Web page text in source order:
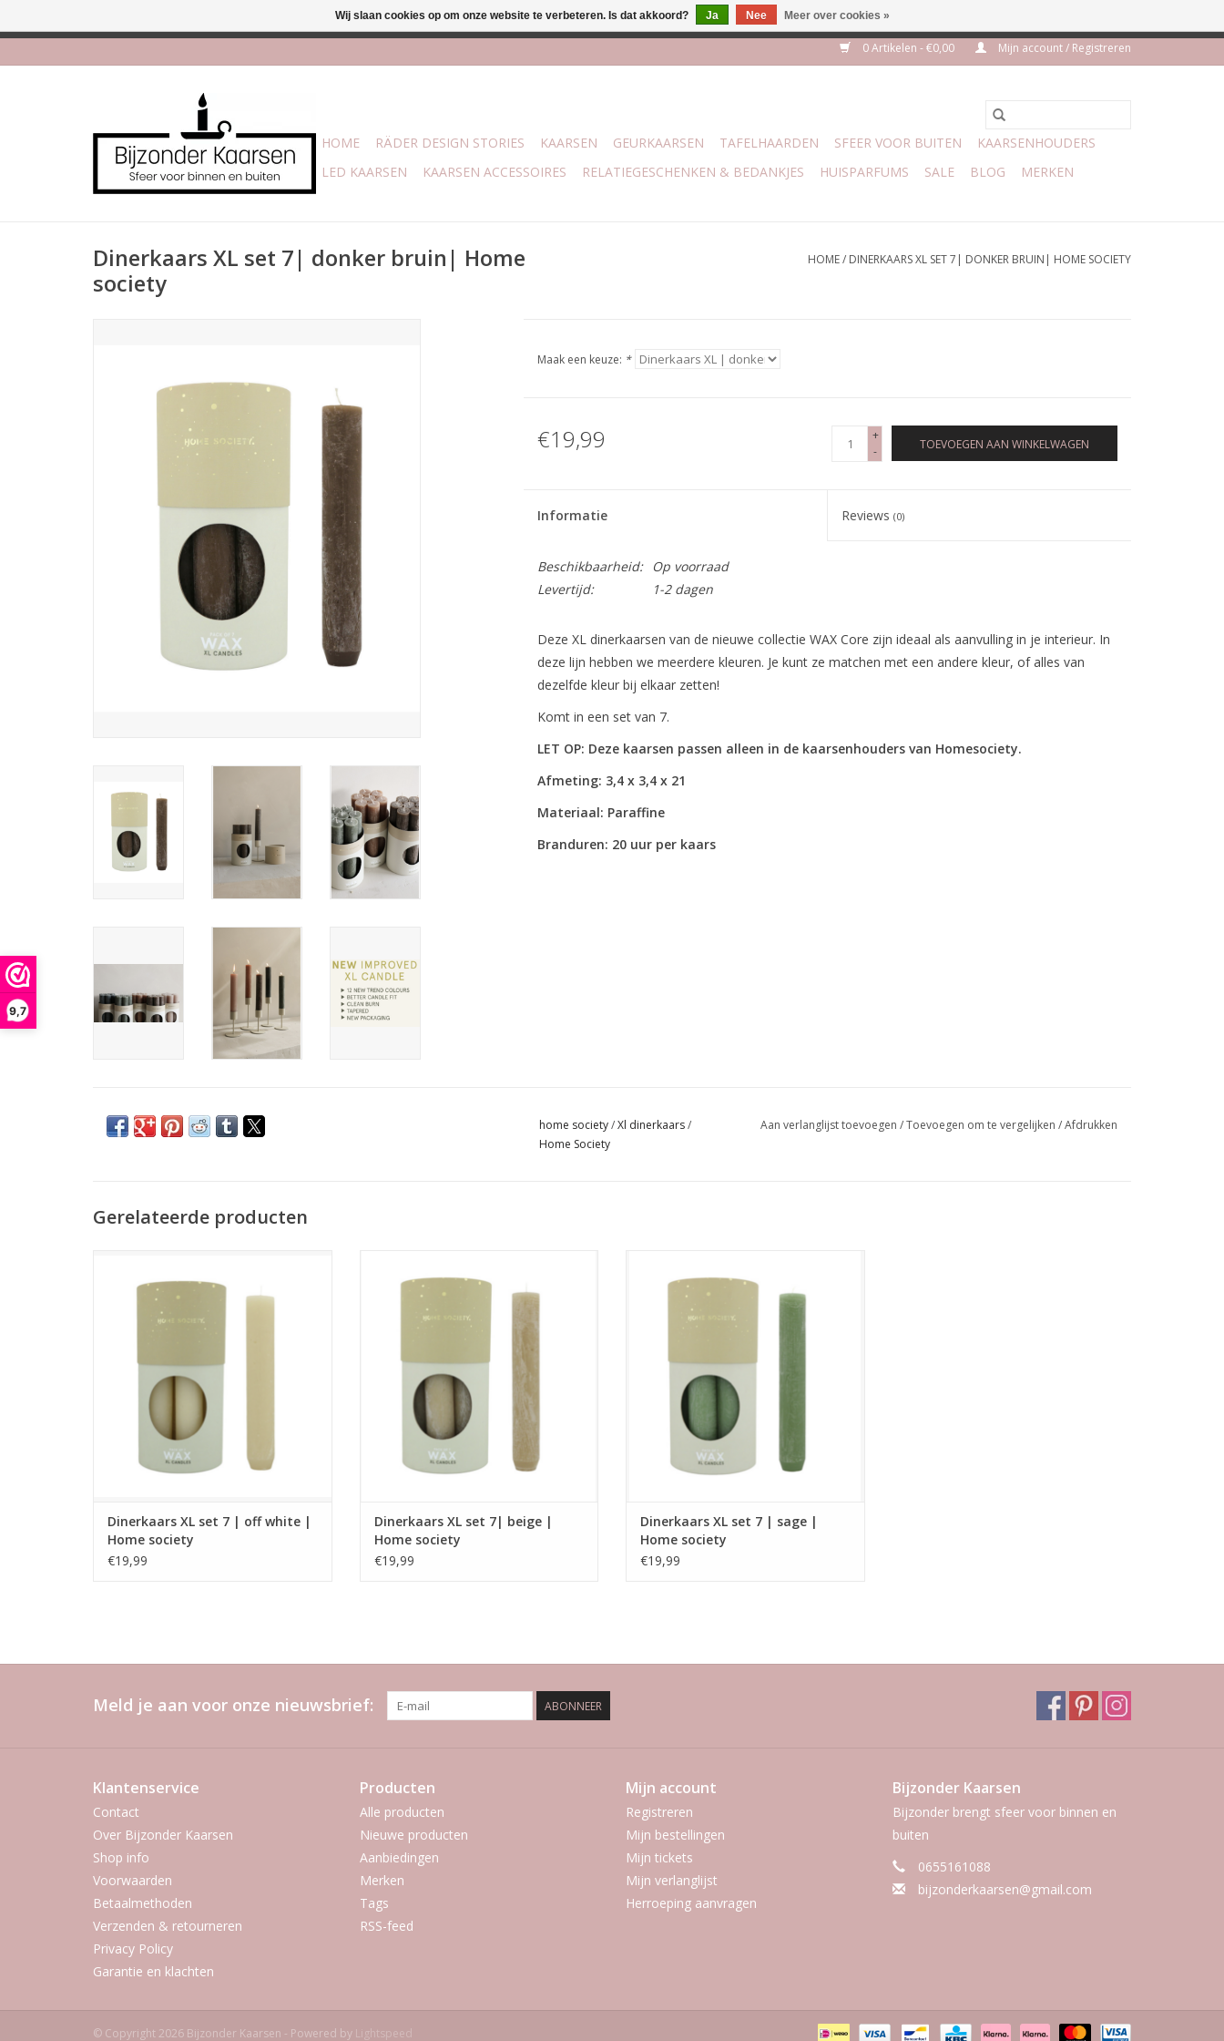
9,7
0 Artikelen - €0,00 Mijn account / Registreren
HOME RÄDER DESIGN STORIES KAARSEN GEURKAARSEN TAFELHAARDEN SFEER VOOR BUITEN
KAARSENHOUDERS
LED KAARSEN
KAARSEN ACCESSOIRES RELATIEGESCHENKEN & BEDANKJES HUISPARFUMS SALE BLOG MERKEN
Dinerkaars XL set 7| donker bruin| Home
society
HOME/ DINERKAARS XL SET 7| DONKER BRUIN| HOME SOCIETY
Maak een keuze: *
€19,99
+
-
TOEVOEGEN AAN WINKELWAGEN
Informatie Reviews(0)
Beschikbaarheid:
Op voorraad
Levertijd:
1-2 dagen
Deze XL dinerkaarsen van de nieuwe collectie WAX Core zijn ideaal als aanvulling in je interieur. In
deze lijn hebben we meerdere kleuren. Je kunt ze matchen met een andere kleur, of alles van
dezelfde kleur bij elkaar zetten!
Komt in een set van 7.
LET OP: Deze kaarsen passen alleen in de kaarsenhouders van Homesociety.
Afmeting: 3,4 x 3,4 x 21
Materiaal: Paraffine
Branduren: 20 uur per kaars
home society/Xl dinerkaars/
Home Society
Aan verlanglijst toevoegen /Toevoegen om te vergelijken /Afdrukken
Gerelateerde producten
Verkrijgbaar in meerdere kleuren.
Afmeting: 3,4 x 3,4 x 21
Dinerkaars XL set 7 | off white |
Home society
€19,99
Core collection van Home society.
Verkrijgbaar in meerdere kleuren.
Afmeting: 3,4 x 3,4 x 21
Dinerkaars XL set 7| beige |
Home society
€19,99
Core collection van Home society.
Verkrijgbaar in meerdere kleuren.
Afmeting: 3,4 x 3,4 x 21
Dinerkaars XL set 7 | sage |
Home society
€19,99
Meld je aan voor onze nieuwsbrief: ABONNEER
Klantenservice
Contact
Over Bijzonder Kaarsen
Shop info
Voorwaarden
Betaalmethoden
Verzenden & retourneren
Privacy Policy
Garantie en klachten
Producten
Alle producten
Nieuwe producten
Aanbiedingen
Merken
Tags
RSS-feed
Mijn account
Registreren
Mijn bestellingen
Mijn tickets
Mijn verlanglijst
Herroeping aanvragen
Bijzonder Kaarsen
Bijzonder brengt sfeer voor binnen en
buiten
0655161088
bijzonderkaarsen@gmail.com
© Copyright 2026 Bijzonder Kaarsen - Powered by Lightspeed
Wij slaan cookies op om onze website te verbeteren. Is dat akkoord? Ja Nee Meer over cookies »
Afhalen is mogelijk bij mijn winkel Trotz | Belvederelaan 107 Zwolle | 27 juli t/m 3 aug VAKANTIE